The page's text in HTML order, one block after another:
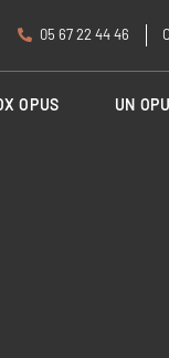
05 67 22 44 46
OPUS UN